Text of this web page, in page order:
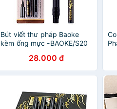
Bút viết thư pháp Baoke
kèm ống mực -BAOKE/S20
28.000 đ